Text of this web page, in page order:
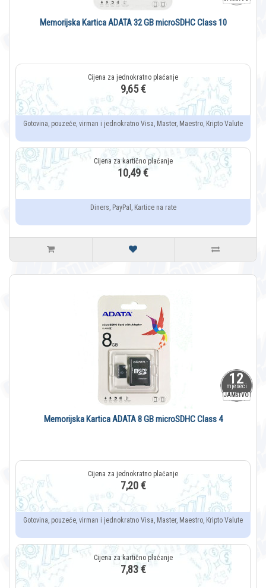
Memorijska Kartica ADATA 32 GB microSDHC Class 10
9,65 €
Gotovina, pouzeće, virman i jednokratno Visa, Master, Maestro, Kripto Valute
10,49 €
Diners, PayPal, Kartice na rate
12
mjeseci
JAMSTVO
Memorijska Kartica ADATA 8 GB microSDHC Class 4
7,20 €
Gotovina, pouzeće, virman i jednokratno Visa, Master, Maestro, Kripto Valute
7,83 €